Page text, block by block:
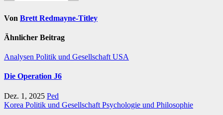
Von Brett Redmayne-Titley
Ähnlicher Beitrag
Analysen Politik und Gesellschaft USA
Die Operation J6
Dez. 1, 2025 Ped
Korea Politik und Gesellschaft Psychologie und Philosophie